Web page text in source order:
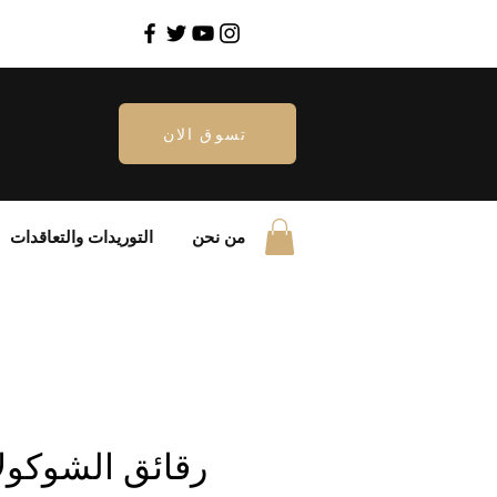
تسوق الان
التوريدات والتعاقدات من نحن
رقائق